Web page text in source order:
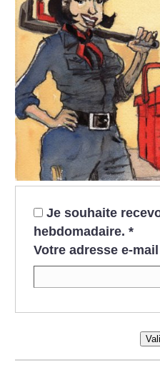
Je souhaite
hebdomadaire. *
Votre adresse e-mail